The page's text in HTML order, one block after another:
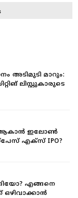
അടിമുടി മാറും:
ലിസ്റ്റുകാരുടെ
ആകാൻ ഇലോൺ
എക്‌സ് IPO?
എങ്ങനെ
ഒഴിവാക്കാന്‍